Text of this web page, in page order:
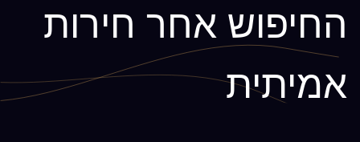
החיפוש אחר חירות
אמיתית